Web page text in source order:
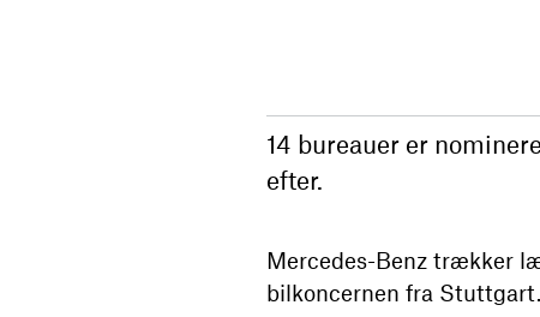
14 bureauer er
efter.
Mercedes-Benz trækker
bilkoncernen fra Stuttgart.